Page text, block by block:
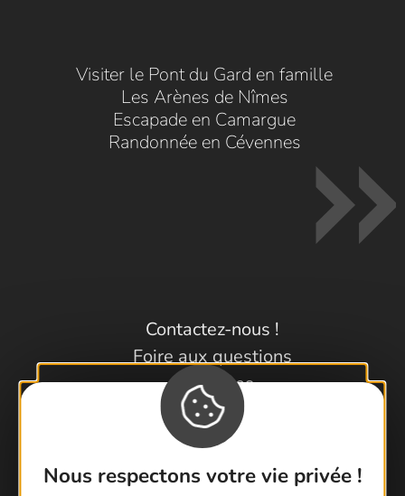
Nous respectons votre vie privée !
Visiter le Pont du Gard en famille
Les Arènes de Nîmes
Escapade en Camargue
Randonnée en Cévennes
Contactez-nous !
Foire aux questions
Brochures
Cartoguides et Topoguides
Latitude Gard